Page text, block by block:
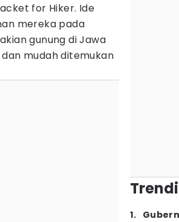
for Hiker. Ide
mereka pada
gunung di Jawa
mudah ditemukan
1.